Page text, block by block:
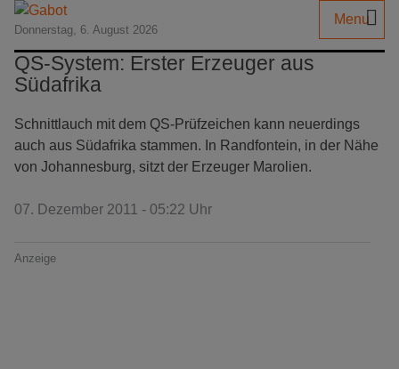
Donnerstag, 6. August 2026
Menu
QS-System: Erster Erzeuger aus
Südafrika
Schnittlauch mit dem QS-Prüfzeichen kann neuerdings
auch aus Südafrika stammen. In Randfontein, in der Nähe
von Johannesburg, sitzt der Erzeuger Marolien.
07. Dezember 2011 - 05:22 Uhr
Anzeige